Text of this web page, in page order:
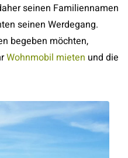
seinen Familiennamen
seinen Werdegang.
begeben möchten,
Wohnmobil mieten und die